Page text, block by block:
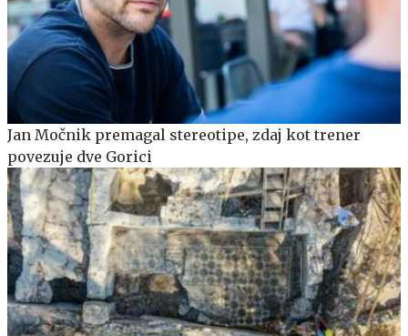
Jan Močnik premagal stereotipe, zdaj kot trener
povezuje dve Gorici